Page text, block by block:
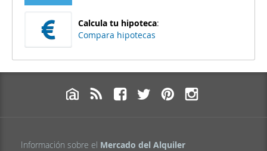
Calcula tu hipoteca:
Compara hipotecas
Información sobre el Mercado del Alquiler